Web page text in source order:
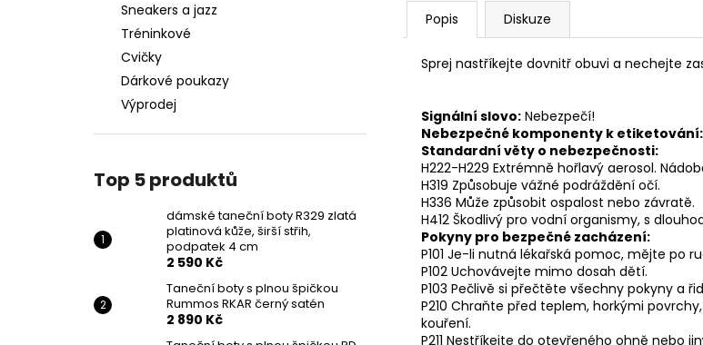
Sneakers a jazz
Tréninkové
Cvičky
Dárkové poukazy
Výprodej
Top 5 produktů
dámské taneční boty R329 zlatá
platinová kůže, širší střih,
podpatek 4 cm
2 590 Kč
Taneční boty s plnou špičkou
Rummos RKAR černý satén
2 890 Kč
Popis Diskuze
Sprej nastříkejte dovnitř obuvi a nechejte
Signální slovo: Nebezpečí!
Nebezpečné komponenty k etiketování:
Standardní věty o nebezpečnosti:
H222-H229 Extrémně hořlavý aerosol.
H319 Způsobuje vážné podráždění očí.
H336 Může způsobit ospalost nebo závratě.
H412 Škodlivý pro vodní organismy, s
Pokyny pro bezpečné zacházení:
P101 Je-li nutná lékařská pomoc, mějte po
P102 Uchovávejte mimo dosah dětí.
P103 Pečlivě si přečtěte všechny pokyny a
P210 Chraňte před teplem, horkými
kouření.
P211 Nestříkejte do otevřeného ohně nebo